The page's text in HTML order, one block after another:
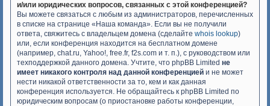
и/или юридических вопросов, связанных с этой конференцией?
Вы можете связаться с любым из администраторов, перечисленных
в списке на странице «Наша команда». Если вы не получили
ответа, свяжитесь с владельцем домена (сделайте whois lookup)
или, если конференция находится на бесплатном домене
(например, chat.ru, Yahoo!, free.fr, f2s.com и т. п.), с руководством или
техподдержкой данного домена. Учтите, что phpBB Limited не
имеет никакого контроля над данной конференцией и не может
нести никакой ответственности за то, кем и как данная
конференция используется. Не обращайтесь к phpBB Limited по
юридическим вопросам (о приостановке работы конференции,